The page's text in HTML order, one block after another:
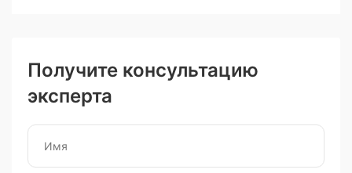
Получите консультацию
эксперта